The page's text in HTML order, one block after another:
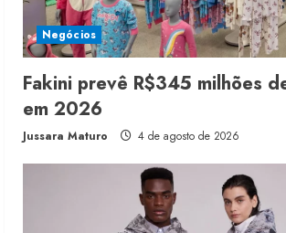
Negócios
Fakini prevê R$345 milhões
em 2026
Jussara Maturo 4 de agosto de 2026